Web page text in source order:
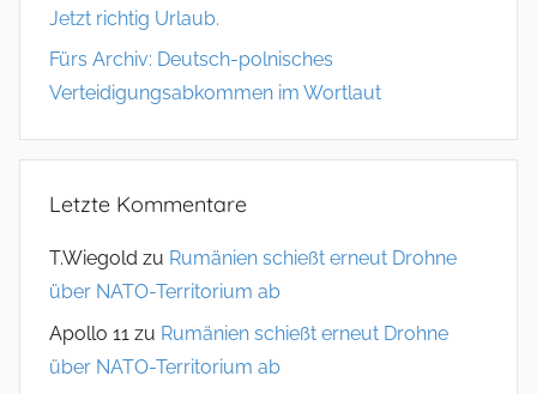
Jetzt richtig Urlaub.
Fürs Archiv: Deutsch-polnisches
Verteidigungsabkommen im Wortlaut
Letzte Kommentare
T.Wiegold zu Rumänien schießt erneut Drohne
über NATO-Territorium ab
Apollo 11 zu Rumänien schießt erneut Drohne
über NATO-Territorium ab